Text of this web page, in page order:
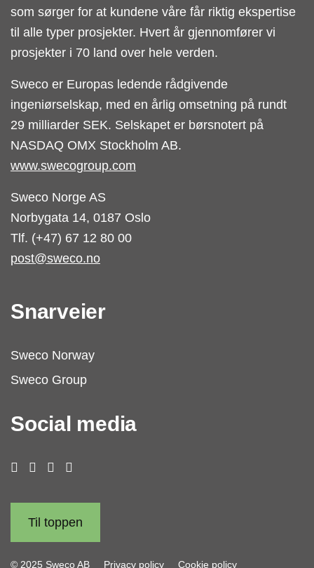
som sørger for at kundene våre får riktig ekspertise
til alle typer prosjekter. Hvert år gjennomfører vi
prosjekter i 70 land over hele verden.
Sweco er Europas ledende rådgivende
ingeniørselskap, med en årlig omsetning på rundt
29 milliarder SEK. Selskapet er børsnotert på
NASDAQ OMX Stockholm AB.
www.swecogroup.com
Sweco Norge AS
Norbygata 14, 0187 Oslo
Tlf. (+47) 67 12 80 00
post@sweco.no
Snarveier
Sweco Norway
Sweco Group
Social media
Til toppen
© 2025 Sweco AB Privacy policy Cookie policy